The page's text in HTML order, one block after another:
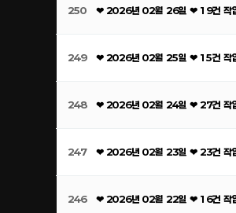
250 ❤ 2026년 02월 26일 ❤ 19건 작
249 ❤ 2026년 02월 25일 ❤ 15건 작
248 ❤ 2026년 02월 24일 ❤ 27건 작
247 ❤ 2026년 02월 23일 ❤ 23건 작
246 ❤ 2026년 02월 22일 ❤ 16건 작